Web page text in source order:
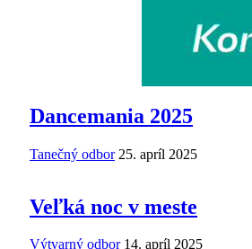
Dancemania 2025
Tanečný odbor 25. apríl 2025
Veľká noc v meste
Výtvarný odbor 14. apríl 2025